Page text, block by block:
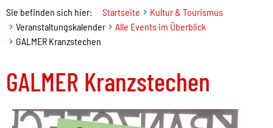
Sie befinden sich hier: Startseite
Kultur & Tourismus
Veranstaltungskalender
Alle Events im Überblick
GALMER Kranzstechen
GALMER Kranzstechen